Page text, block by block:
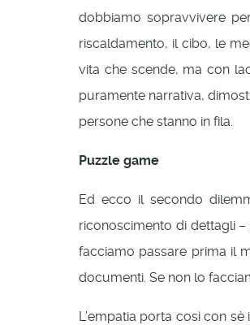
dobbiamo sopravvivere
riscaldamento, il cibo, le
vita che scende, ma con
puramente narrativa,
persone che stanno in fila.
Puzzle game
Ed ecco il secondo
riconoscimento di dettagli
facciamo passare prima il
documenti. Se non lo
L’empatia porta così con